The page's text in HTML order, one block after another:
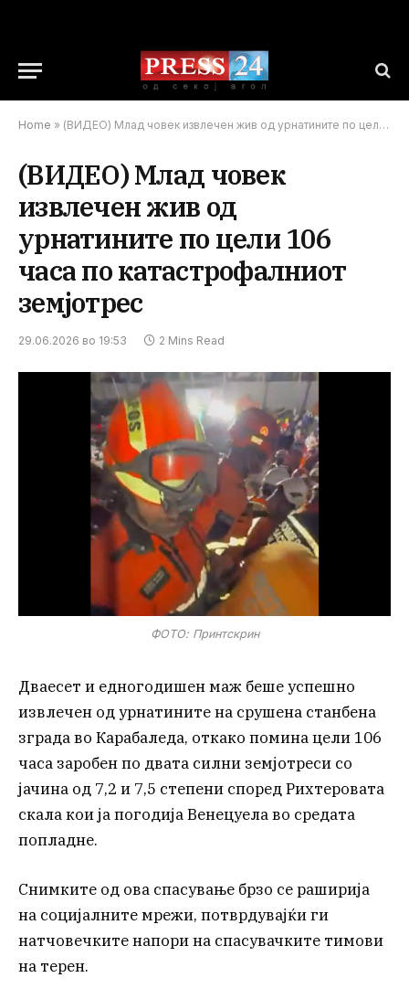
Home » (ВИДЕО) Млад човек извлечен жив од урнатините по цели 106 часа по катастрофалниот земјотрес
(ВИДЕО) Млад човек
извлечен жив од
урнатините по цели 106
часа по катастрофалниот
земјотрес
29.06.2026 во 19:53 2 Mins Read
ФОТО: Принтскрин
Дваесет и едногодишен маж беше успешно
извлечен од урнатините на срушена станбена
зграда во Карабаледа, откако помина цели 106
часа заробен по двата силни земјотреси со
јачина од 7,2 и 7,5 степени според Рихтеровата
скала кои ја погодија Венецуела во средата
попладне.
Снимките од ова спасување брзо се раширија
на социјалните мрежи, потврдувајќи ги
натчовечките напори на спасувачките тимови
на терен.